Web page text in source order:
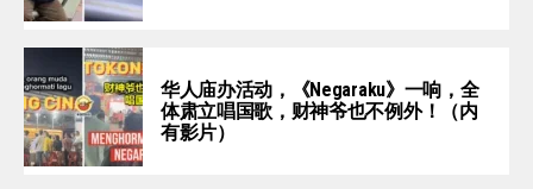
华人庙办活动，《Negaraku》一响，全
体肃立唱国歌，财神爷也不例外！（内
有影片）